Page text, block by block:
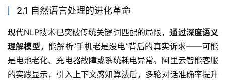
2.1 自然语言处理的进化革命
现代NLP技术已突破传统关键词匹配的局限，通过深度语义
理解模型，能解析”手机老是没电”背后的真实诉求——可能
是电池老化、充电器故障或系统耗电异常。阿里云智能客服
的实践显示，引入上下文感知算法后，多轮对话准确率提升